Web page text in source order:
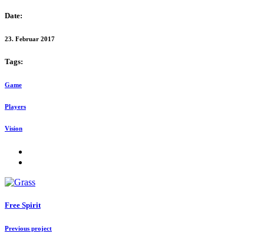
Date:
23. Februar 2017
Tags:
Game
Players
Vision
Free Spirit
Previous project